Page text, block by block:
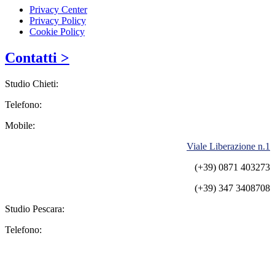
Privacy Center
Privacy Policy
Cookie Policy
Contatti >
Studio Chieti:
Telefono:
Mobile:
Viale Liberazione n.1
(+39) 0871 403273
(+39) 347 3408708
Studio Pescara:
Telefono: